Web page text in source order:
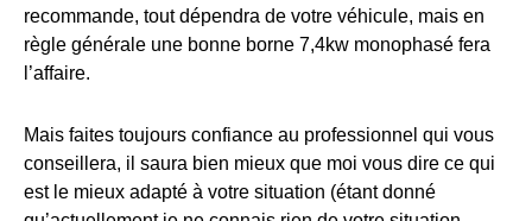
recommande, tout dépendra de votre véhicule, mais en
règle générale une bonne borne 7,4kw monophasé fera
l’affaire.
Mais faites toujours confiance au professionnel qui vous
conseillera, il saura bien mieux que moi vous dire ce qui
est le mieux adapté à votre situation (étant donné